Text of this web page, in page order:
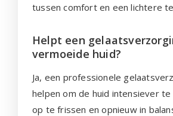
tussen comfort en een lichtere
Helpt een
vermoeide huid?
Ja, een professionele
helpen om de huid intensiever
op te frissen en opnieuw in